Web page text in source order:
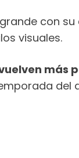
con
visuales.
más
del